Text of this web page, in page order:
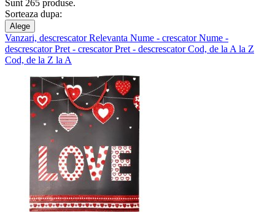
Sunt 265 produse.
Sorteaza dupa:
Alege
Vanzari, descrescatorRelevanta Nume - crescatorNume -
descrescatorPret - crescatorPret - descrescatorCod, de la A la Z
Cod, de la Z la A